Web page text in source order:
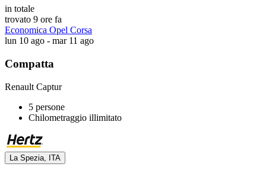
in totale
trovato 9 ore fa
Economica Opel Corsa
lun 10 ago - mar 11 ago
Compatta
Renault Captur
5 persone
Chilometraggio illimitato
La Spezia, ITA